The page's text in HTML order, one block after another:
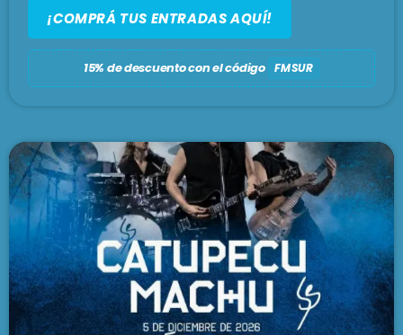
¡COMPRÁ TUS ENTRADAS AQUÍ!
15% de descuento con el código FMSUR